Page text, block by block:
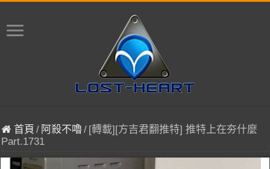
首頁 / 阿殺不嚕/ [轉載][方吉君翻推特] 推特上在夯什麼
Part.1731